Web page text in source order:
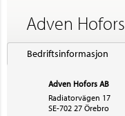
Adven
Bedriftsinformasjon
Adven Hofors AB
Radiatorvägen 17
SE-702 27 Örebro